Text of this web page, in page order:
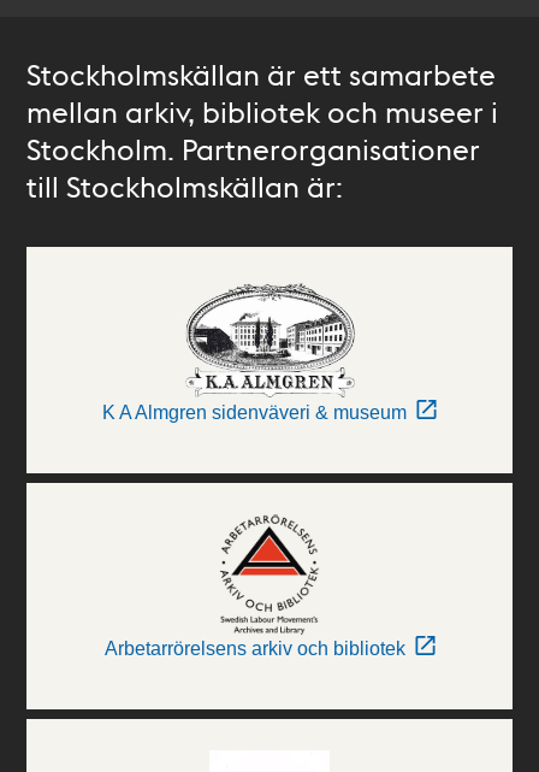
Stockholmskällan är ett samarbete
mellan arkiv, bibliotek och museer i
Stockholm. Partnerorganisationer
till Stockholmskällan är:
K A Almgren sidenväveri & museum
Arbetarrörelsens arkiv och bibliotek